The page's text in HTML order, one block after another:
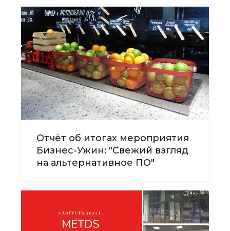
Отчёт об итогах мероприятия
Бизнес-Ужин: "Свежий взгляд
на альтернативное ПО"